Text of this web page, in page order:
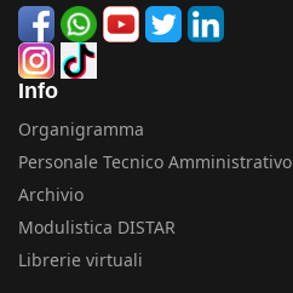
Info
Organigramma
Personale Tecnico Amministrativo
Archivio
Modulistica DISTAR
Librerie virtuali